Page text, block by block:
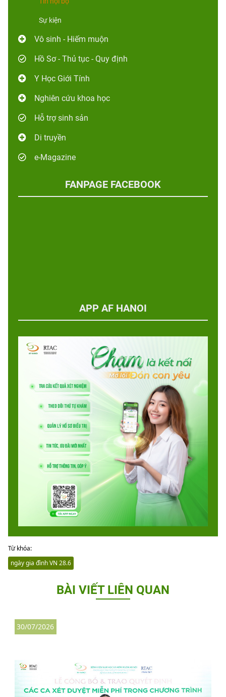
Sự kiện
Vô sinh - Hiếm muộn
Hồ Sơ - Thủ tục - Quy định
Y Học Giới Tính
Nghiên cứu khoa học
Hỗ trợ sinh sản
Di truyền
e-Magazine
FANPAGE FACEBOOK
APP AF HANOI
Từ khóa:
ngày gia đình VN 28.6
BÀI VIẾT LIÊN QUAN
30/07/2026